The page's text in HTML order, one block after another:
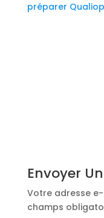
préparer
Envoyer
Votre adresse
champs